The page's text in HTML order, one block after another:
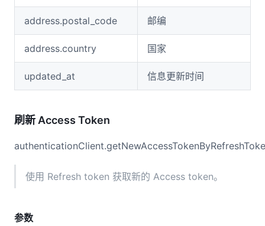
address.postal_code 邮编
address.country 国家
updated_at 信息更新时间
刷新 Access Token
使用 Refresh token 获取新的 Access token。
参数